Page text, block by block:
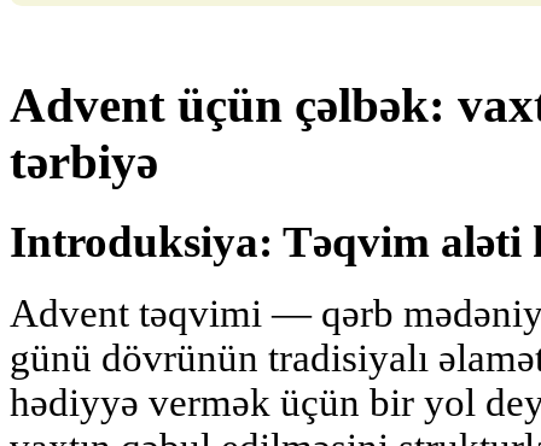
Advent üçün çəlbək:
tərbiyə
Introduksiya: Təqvim aləti
Advent təqvimi — qərb
günü dövrünün tradisiyalı
hədiyyə vermək üçün bir yol